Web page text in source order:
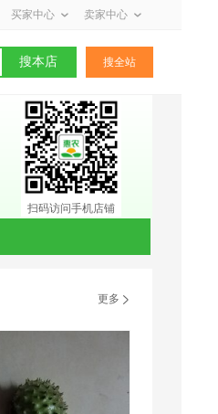
买家中心 卖家中心
搜本店 搜全站
扫码访问手机店铺
更多